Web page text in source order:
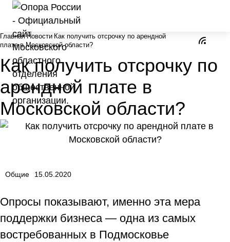
Главная Новости Как получить отсрочку по арендной
плате в Московской области?
Как получить отсрочку по
арендной плате в
Московской области?
Общие 15.05.2020
Опросы показывают, именно эта мера
поддержки бизнеса — одна из самых
востребованных в Подмосковье